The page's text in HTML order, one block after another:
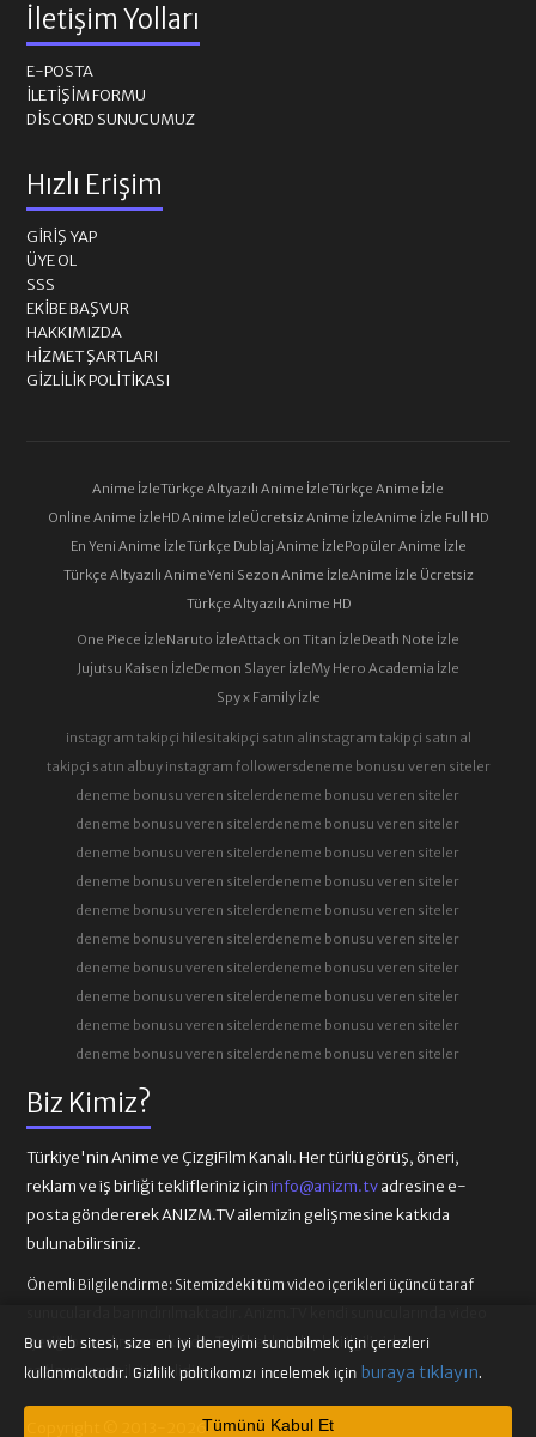
Biz Kimiz?
Türkiye'nin Anime ve ÇizgiFilm Kanalı. Her türlü görüş, öneri,
reklam ve iş birliği teklifleriniz içininfo@anizm.tvadresine e-
posta göndererek ANIZM.TV ailemizin gelişmesine katkıda
bulunabilirsiniz.
Önemli Bilgilendirme: Sitemizdeki tüm video içerikleri üçüncü taraf
içeriği barındırmamaktadır. Telif hakkı talepleri ilgili video
sağlayıcılarına iletilmelidir.
Copyright © 2013-2026
İletişim Yolları
E-POSTA
İLETIŞIM FORMU
DISCORD SUNUCUMUZ
Hızlı Erişim
GIRIŞ YAP
ÜYE OL
SSS
EKIBE BAŞVUR
HAKKIMIZDA
HIZMET ŞARTLARI
GIZLILIK POLITIKASI
Anime İzleTürkçe Altyazılı Anime İzleTürkçe Anime İzle
Online Anime İzleHD Anime İzleÜcretsiz Anime İzleAnime İzle Full HD
En Yeni Anime İzleTürkçe Dublaj Anime İzlePopüler Anime İzle
Türkçe Altyazılı AnimeYeni Sezon Anime İzleAnime İzle Ücretsiz
Türkçe Altyazılı Anime HD
One Piece İzleNaruto İzleAttack on Titan İzleDeath Note İzle
Jujutsu Kaisen İzleDemon Slayer İzleMy Hero Academia İzle
Spy x Family İzle
instagram takipçi hilesitakipçi satın alinstagram takipçi satın al
takipçi satın albuy instagram followersdeneme bonusu veren siteler
deneme bonusu veren sitelerdeneme bonusu veren siteler
deneme bonusu veren sitelerdeneme bonusu veren siteler
deneme bonusu veren sitelerdeneme bonusu veren siteler
deneme bonusu veren sitelerdeneme bonusu veren siteler
deneme bonusu veren sitelerdeneme bonusu veren siteler
deneme bonusu veren sitelerdeneme bonusu veren siteler
deneme bonusu veren sitelerdeneme bonusu veren siteler
deneme bonusu veren sitelerdeneme bonusu veren siteler
deneme bonusu veren sitelerdeneme bonusu veren siteler
deneme bonusu veren sitelerdeneme bonusu veren siteler
Bu web sitesi, size en iyi deneyimi sunabilmek için çerezleri
kullanmaktadır. Gizlilik politikamızı incelemek için buraya tıklayın.
Tümünü Kabul Et